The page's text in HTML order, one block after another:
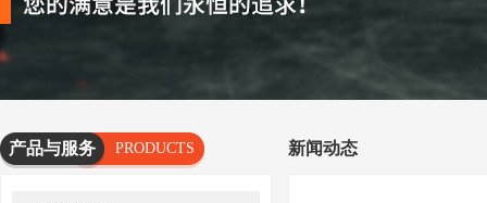
产品与服务
PRODUCTS
新闻动态